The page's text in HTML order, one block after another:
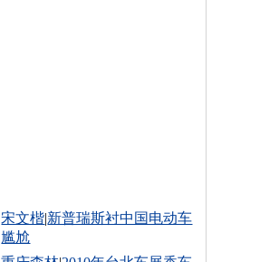
宋文楷|新普瑞斯衬中国电动车
尴尬